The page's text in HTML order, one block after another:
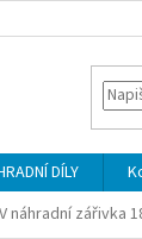
DÍLY
náhradní zářivka